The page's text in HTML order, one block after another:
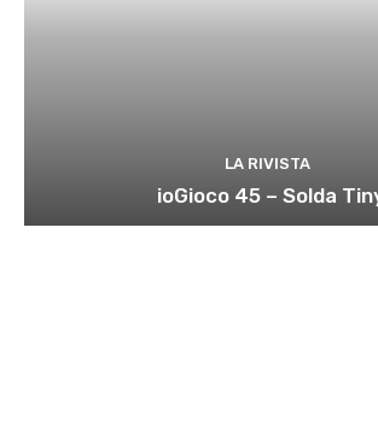
LA RIVISTA
ioGioco 45 – Solda